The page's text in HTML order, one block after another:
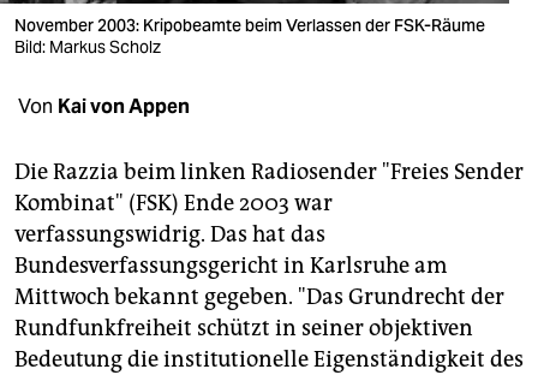
verlag
veranstaltungen
shop
unterstützen
abo
genossenschaft
epaper login
November 2003: Kripobeamte beim Verlassen der FSK-Räume
Bild: Markus Scholz
Von Kai von Appen
Die Razzia beim linken Radiosender "Freies Sender
Kombinat" (FSK) Ende 2003 war
verfassungswidrig. Das hat das
Bundesverfassungsgericht in Karlsruhe am
Mittwoch bekannt gegeben. "Das Grundrecht der
Rundfunkfreiheit schützt in seiner objektiven
Bedeutung die institutionelle Eigenständigkeit des